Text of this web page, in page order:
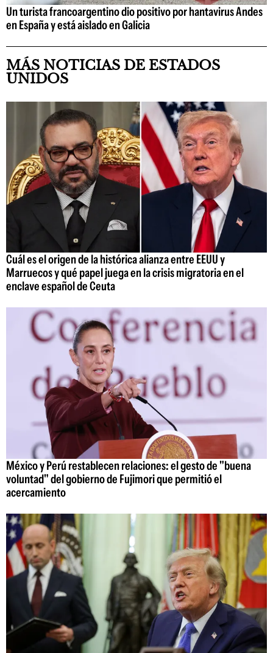
Un turista francoargentino dio positivo por hantavirus Andes
en España y está aislado en Galicia
MÁS NOTICIAS DE ESTADOS
UNIDOS
Cuál es el origen de la histórica alianza entre EEUU y
Marruecos y qué papel juega en la crisis migratoria en el
enclave español de Ceuta
México y Perú restablecen relaciones: el gesto de "buena
voluntad" del gobierno de Fujimori que permitió el
acercamiento